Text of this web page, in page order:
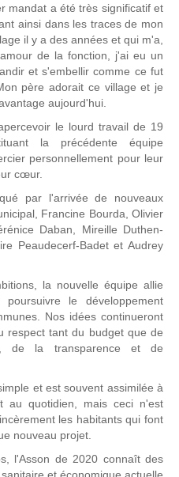
mandat a été très significatif et
ainsi dans les traces de mon
il y a des années et qui m'a,
de la fonction, j'ai eu un
et s'embellir comme ce fut
père adorait ce village et je
aujourd'hui.
le lourd travail de 19
la précédente équipe
personnellement pour leur
cœur.
par l'arrivée de nouveaux
Francine Bourda, Olivier
Daban, Mireille Duthen-
Peaudecerf-Badet et Audrey
la nouvelle équipe allie
le développement
Nos idées continueront
respect tant du budget que de
de la transparence et de
et est souvent assimilée à
au quotidien, mais ceci n'est
les habitants qui font
nouveau projet.
l'Asson de 2020 connaît des